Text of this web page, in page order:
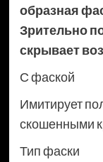
образная
Зрительно
скрывает
С фаской
Имитирует
скошенными
Тип фаски